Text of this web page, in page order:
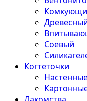
Соевый
Когтеточки